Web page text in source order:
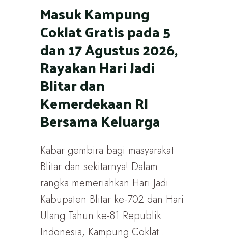
Masuk Kampung
Coklat Gratis pada 5
dan 17 Agustus 2026,
Rayakan Hari Jadi
Blitar dan
Kemerdekaan RI
Bersama Keluarga
Kabar gembira bagi masyarakat
Blitar dan sekitarnya! Dalam
rangka memeriahkan Hari Jadi
Kabupaten Blitar ke-702 dan Hari
Ulang Tahun ke-81 Republik
Indonesia, Kampung Coklat...